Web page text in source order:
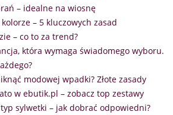
– idealne na wiosnę
– 5 kluczowych zasad
– co to za trend?
która wymaga świadomego wyboru.
modowej wpadki? Złote zasady
w ebutik.pl – zobacz top zestawy
sylwetki – jak dobrać odpowiedni?